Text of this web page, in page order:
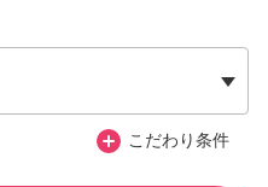
こだわり条件